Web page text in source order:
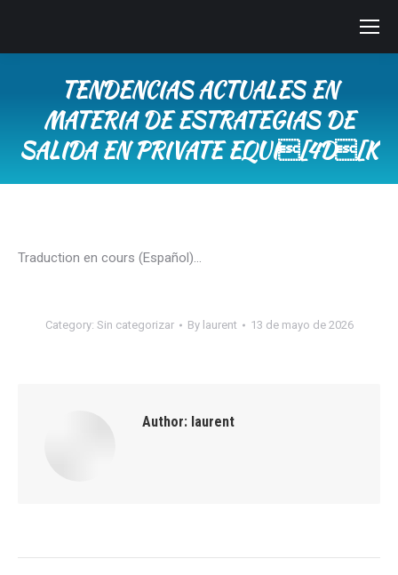
TENDENCIAS ACTUALES EN
MATERIA DE ESTRATEGIAS DE
SALIDA EN PRIVATE EQUI[4D[K
Traduction en cours (Español)…
Category: Sin categorizar By laurent 13 de mayo de 2026
Author: laurent